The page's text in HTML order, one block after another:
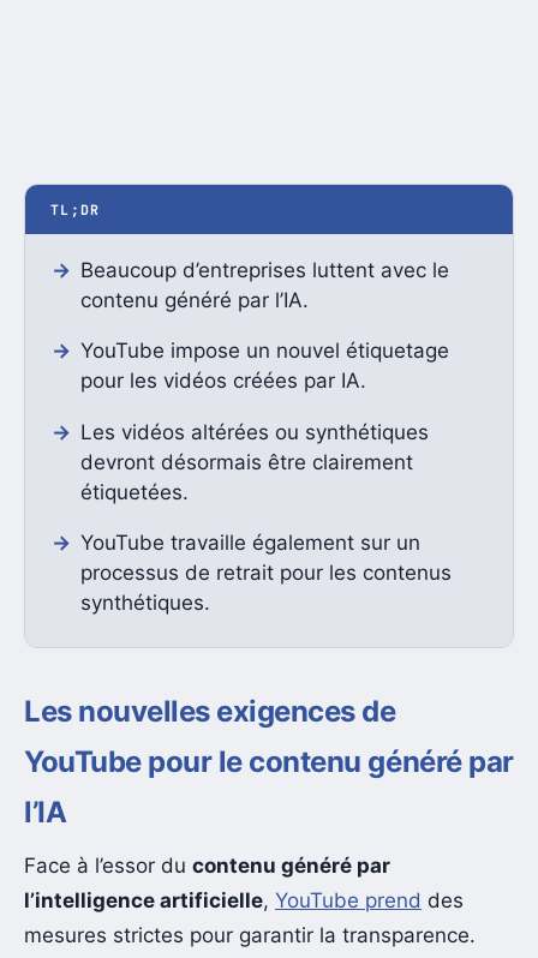
TL;DR
Beaucoup d’entreprises luttent avec le
contenu généré par l’IA.
YouTube impose un nouvel étiquetage
pour les vidéos créées par IA.
Les vidéos altérées ou synthétiques
devront désormais être clairement
étiquetées.
YouTube travaille également sur un
processus de retrait pour les contenus
synthétiques.
Les nouvelles exigences de
YouTube pour le contenu généré par
l’IA
Face à l’essor du contenu généré par
l’intelligence artificielle, YouTube prend des
mesures strictes pour garantir la transparence.